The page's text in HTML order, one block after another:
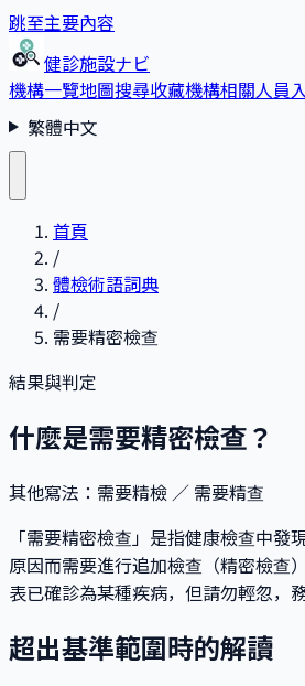
跳至主要內容
健診施設ナビ
機構一覽地圖搜尋收藏機構相關人員
繁體中文
首頁
/
體檢術語詞典
/
需要精密檢查
結果與判定
什麼是需要精密檢查？
其他寫法 ： 需要精檢 ／ 需要精查
「需要精密檢查」是指健康檢查中發
原因而需要進行追加檢查（精密檢查
表已確診為某種疾病，但請勿輕忽，
超出基準範圍時的解讀